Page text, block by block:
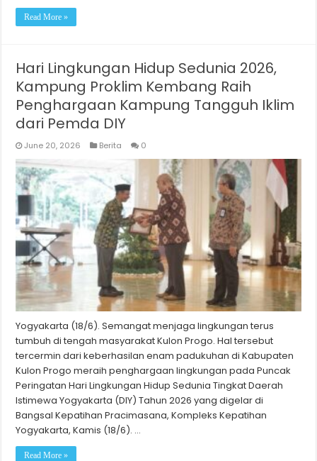
Read More »
Hari Lingkungan Hidup Sedunia 2026,
Kampung Proklim Kembang Raih
Penghargaan Kampung Tangguh Iklim
dari Pemda DIY
June 20, 2026 Berita 0
Yogyakarta (18/6). Semangat menjaga lingkungan terus
tumbuh di tengah masyarakat Kulon Progo. Hal tersebut
tercermin dari keberhasilan enam padukuhan di Kabupaten
Kulon Progo meraih penghargaan lingkungan pada Puncak
Peringatan Hari Lingkungan Hidup Sedunia Tingkat Daerah
Istimewa Yogyakarta (DIY) Tahun 2026 yang digelar di
Bangsal Kepatihan Pracimasana, Kompleks Kepatihan
Yogyakarta, Kamis (18/6). …
Read More »